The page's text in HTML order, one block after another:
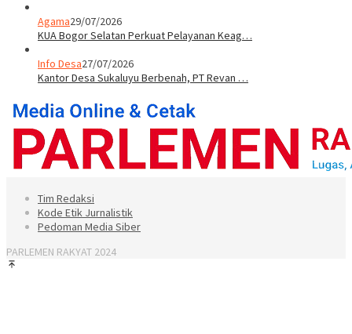
Agama29/07/2026
KUA Bogor Selatan Perkuat Pelayanan Keag…
Info Desa27/07/2026
Kantor Desa Sukaluyu Berbenah, PT Revan …
Tim Redaksi
Kode Etik Jurnalistik
Pedoman Media Siber
PARLEMEN RAKYAT 2024